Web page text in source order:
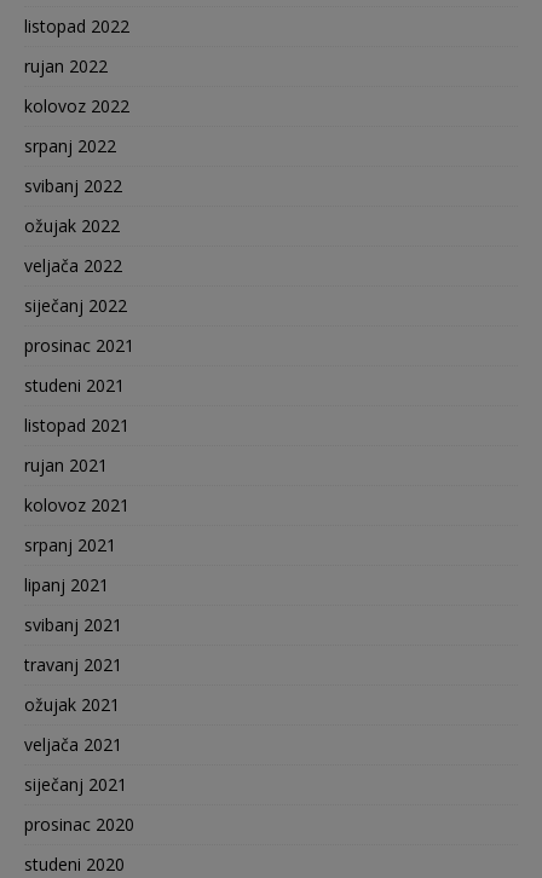
listopad 2022
rujan 2022
kolovoz 2022
srpanj 2022
svibanj 2022
ožujak 2022
veljača 2022
siječanj 2022
prosinac 2021
studeni 2021
listopad 2021
rujan 2021
kolovoz 2021
srpanj 2021
lipanj 2021
svibanj 2021
travanj 2021
ožujak 2021
veljača 2021
siječanj 2021
prosinac 2020
studeni 2020